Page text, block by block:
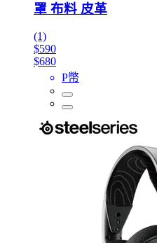
罩 布料 皮革
(1)
$590
$680
P幣